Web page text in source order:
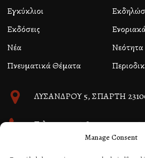
Manage Consent
Εγκύκλιοι
Εκδόσεις
Νέα
Νεότητα
Πνευματικά Θέματα
ΛΥΣΑΝΔΡΟΥ 5, ΣΠΑΡΤΗ
Τηλ. 27310 26580 και 27310